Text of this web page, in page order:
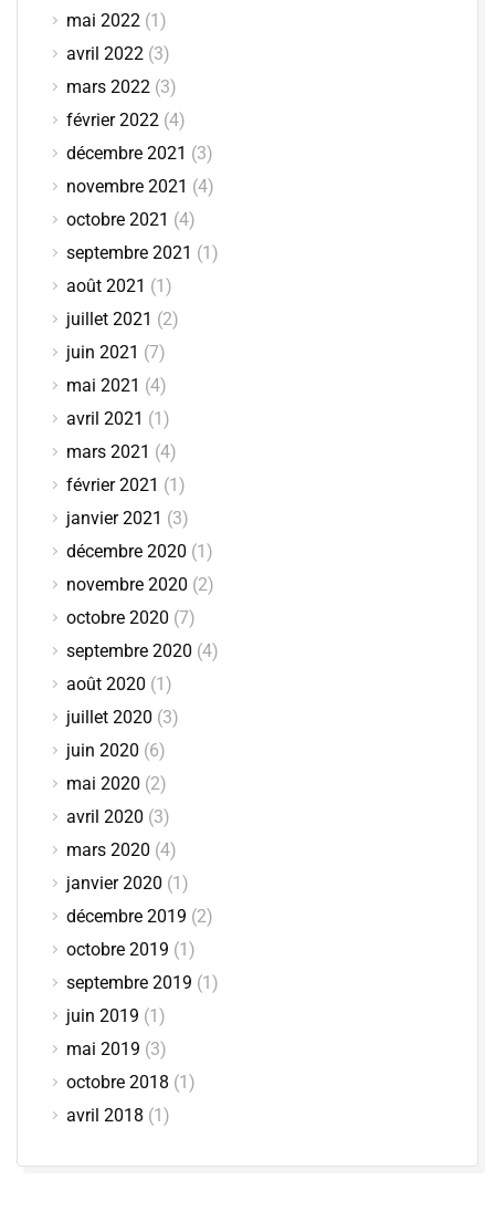
mai 2022 (1)
avril 2022 (3)
mars 2022 (3)
février 2022 (4)
décembre 2021 (3)
novembre 2021 (4)
octobre 2021 (4)
septembre 2021 (1)
août 2021 (1)
juillet 2021 (2)
juin 2021 (7)
mai 2021 (4)
avril 2021 (1)
mars 2021 (4)
février 2021 (1)
janvier 2021 (3)
décembre 2020 (1)
novembre 2020 (2)
octobre 2020 (7)
septembre 2020 (4)
août 2020 (1)
juillet 2020 (3)
juin 2020 (6)
mai 2020 (2)
avril 2020 (3)
mars 2020 (4)
janvier 2020 (1)
décembre 2019 (2)
octobre 2019 (1)
septembre 2019 (1)
juin 2019 (1)
mai 2019 (3)
octobre 2018 (1)
avril 2018 (1)